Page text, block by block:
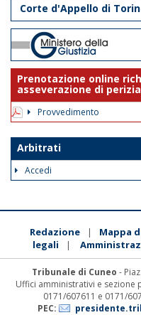
Corte d'Appello di
Prenotazione online
asseverazione di
Provvedimento
Arbitrati
Accedi
Redazione | Mappa
legali
|
Tribunale di Cuneo -
Uffici amministrativi e sezione
0171/607611 e 0171/
PEC: